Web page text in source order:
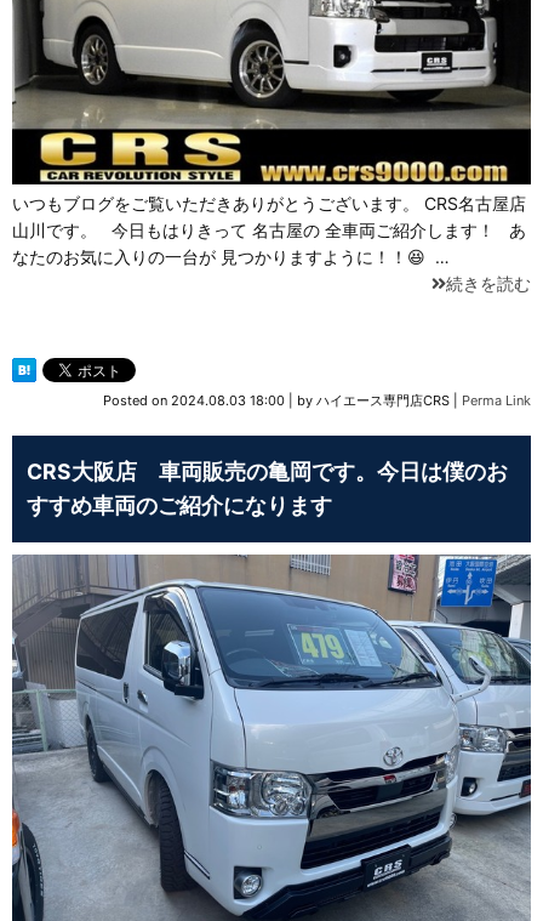
いつもブログをご覧いただきありがとうございます。 CRS名古屋店
山川です。 今日もはりきって 名古屋の 全車両ご紹介します！ あ
なたのお気に入りの一台が 見つかりますように！！😆 …
続きを読む
Posted on 2024.08.03 18:00 by ハイエース専門店CRS Perma Link
CRS大阪店 車両販売の亀岡です。今日は僕のお
すすめ車両のご紹介になります